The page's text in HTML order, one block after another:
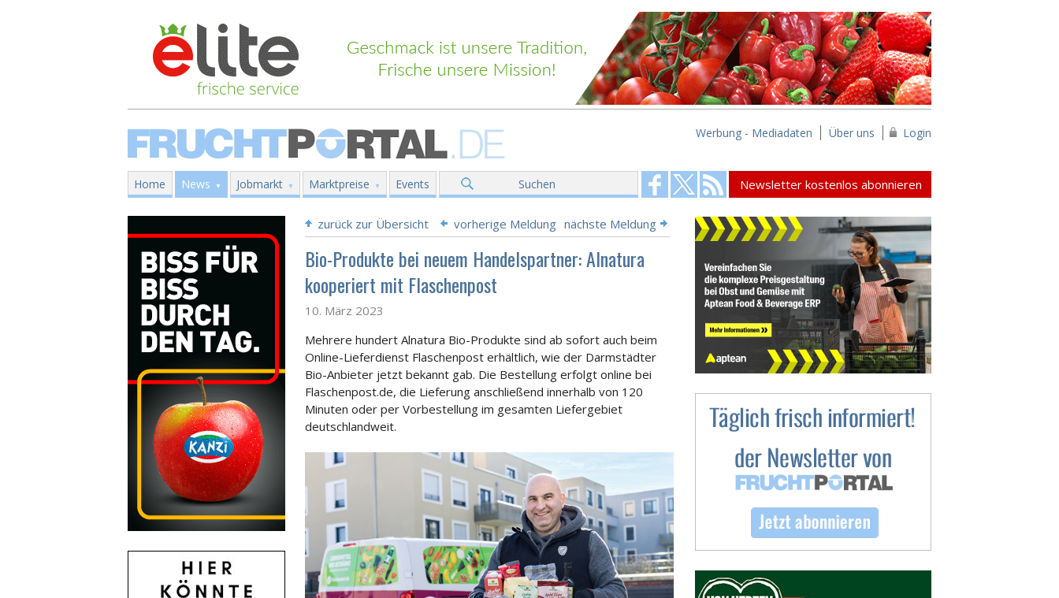
Werbung - Mediadaten Über uns Login
Home News Jobmarkt Marktpreise Events Suchen Newsletter kostenlos abonnieren
zurück zur Übersicht vorherige Meldung nächste Meldung
Bio-Produkte bei neuem Handelspartner: Alnatura
kooperiert mit Flaschenpost
10. März 2023
Mehrere hundert Alnatura Bio-Produkte sind ab sofort auch beim
Online-Lieferdienst Flaschenpost erhältlich, wie der Darmstädter
Bio-Anbieter jetzt bekannt gab. Die Bestellung erfolgt online bei
Flaschenpost.de, die Lieferung anschließend innerhalb von 120
Minuten oder per Vorbestellung im gesamten Liefergebiet
deutschlandweit.